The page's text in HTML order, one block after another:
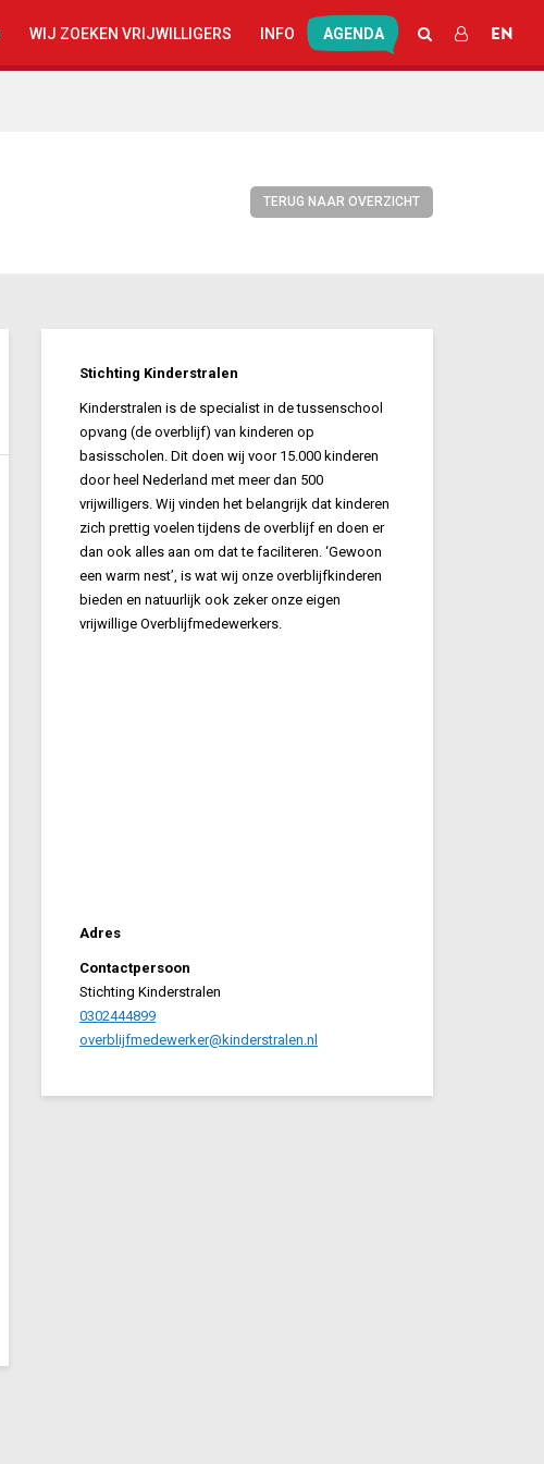
ZOEKENINLOGGEN
EN
WIJ ZOEKEN VRIJWILLIGERS INFO AGENDA
TERUG NAAR OVERZICHT
Stichting Kinderstralen
Kinderstralen is de specialist in de tussenschool
opvang (de overblijf) van kinderen op
basisscholen. Dit doen wij voor 15.000 kinderen
door heel Nederland met meer dan 500
vrijwilligers. Wij vinden het belangrijk dat kinderen
zich prettig voelen tijdens de overblijf en doen er
dan ook alles aan om dat te faciliteren. ‘Gewoon
een warm nest’, is wat wij onze overblijfkinderen
bieden en natuurlijk ook zeker onze eigen
vrijwillige Overblijfmedewerkers.
Adres
Contactpersoon
Stichting Kinderstralen
0302444899
overblijfmedewerker@kinderstralen.nl